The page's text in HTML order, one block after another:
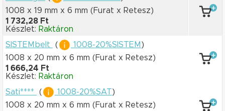
1008 x 19 mm x 6 mm (Furat x Retesz)
1 732,28 Ft
Készlet: Raktáron
SISTEMbelt
( 1008-20%SISTEM )
1008 x 20 mm x 6 mm (Furat x Retesz)
1 666,24 Ft
Készlet: Raktáron
Sati****
( 1008-20%SAT)
1008 x 20 mm x 6 mm (Furat x Retesz)